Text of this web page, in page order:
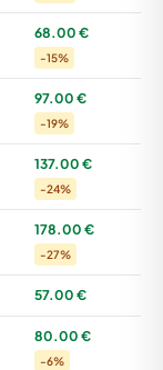
68.00 €
-15%
97.00 €
-19%
137.00 €
-24%
178.00 €
-27%
57.00 €
80.00 €
-6%